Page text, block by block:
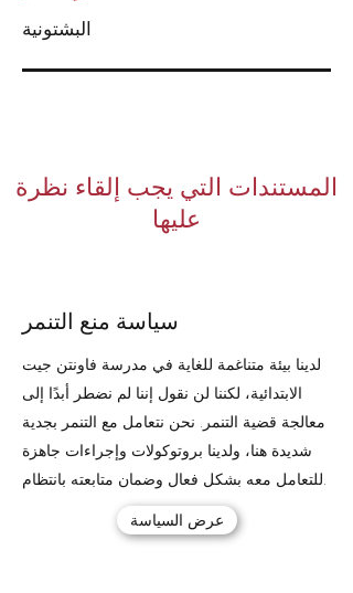
البشتونية
المستندات التي يجب إلقاء نظرة
عليها
سياسة منع التنمر
لدينا بيئة متناغمة للغاية في مدرسة فاونتن جيت
الابتدائية، لكننا لن نقول إننا لم نضطر أبدًا إلى
معالجة قضية التنمر. نحن نتعامل مع التنمر بجدية
شديدة هنا، ولدينا بروتوكولات وإجراءات جاهزة
للتعامل معه بشكل فعال وضمان متابعته بانتظام.
عرض السياسة